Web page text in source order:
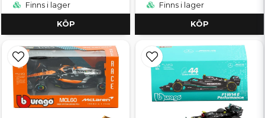
Finns i lager
KÖP
Finns i lager
KÖP